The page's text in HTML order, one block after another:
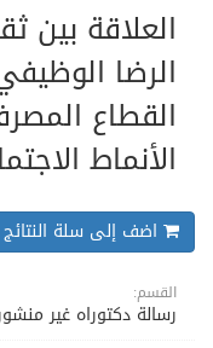
العلاقة بين
الرضا
القطاع
الأنماط
اضف إلى سلة النتائج
القسم:
رسالة دكتوراه غير